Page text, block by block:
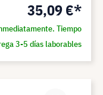
35,09 €*
Tiempo
3-5 días laborables